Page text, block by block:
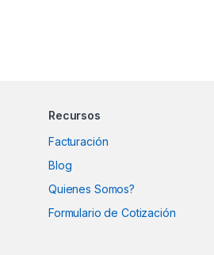
Recursos
Facturación
Blog
Quienes Somos?
Formulario de Cotización